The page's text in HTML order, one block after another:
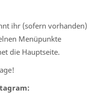
ihr (sofern vorhanden)
Menüpunkte
die Hauptseite.